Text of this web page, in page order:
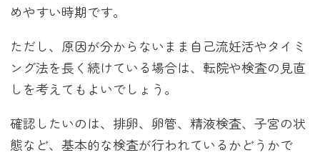
めやすい時期です。
ただし、原因が分からないまま自己流妊活やタイミ
ング法を長く続けている場合は、転院や検査の見直
しを考えてもよいでしょう。
確認したいのは、排卵、卵管、精液検査、子宮の状
態など、基本的な検査が行われているかどうかで